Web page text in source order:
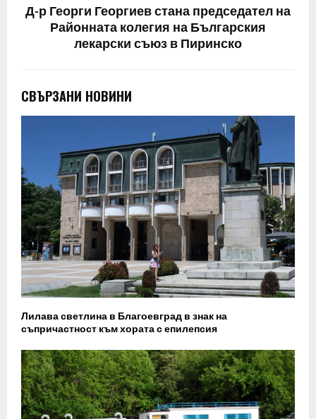
Д-р Георги Георгиев стана председател на
Районната колегия на Българския
лекарски съюз в Пиринско
СВЪРЗАНИ НОВИНИ
Лилава светлина в Благоевград в знак на
съпричастност към хората с епилепсия